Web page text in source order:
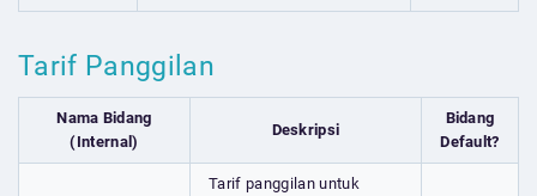
Tarif Panggilan
Nama Bidang
(Internal)
Deskripsi
Bidang
Default?
Tarif panggilan untuk